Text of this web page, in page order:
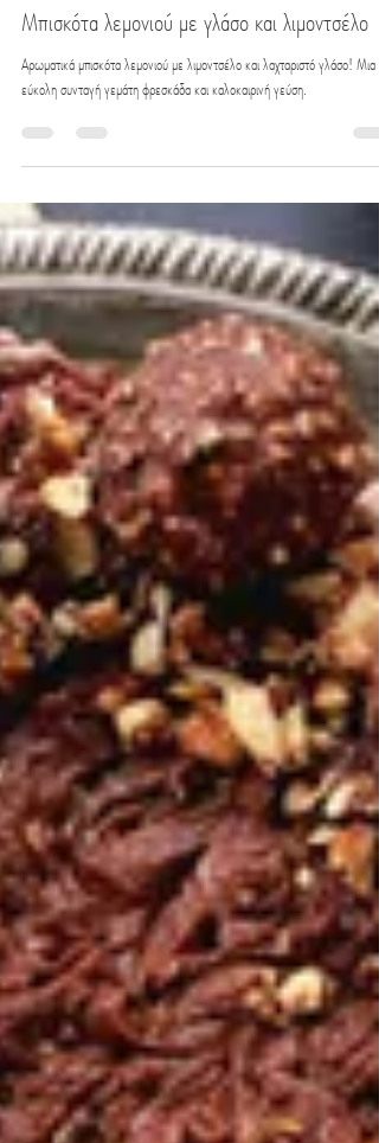
eatme
22 Αυγ 2022
διαβάστηκε 2 λεπτά
Μπισκότα λεμονιού με γλάσο και λιμοντσέλο
Αρωματικά μπισκότα λεμονιού με λιμοντσέλο και λαχταριστό γλάσο! Μια
εύκολη συνταγή γεμάτη φρεσκάδα και καλοκαιρινή γεύση.